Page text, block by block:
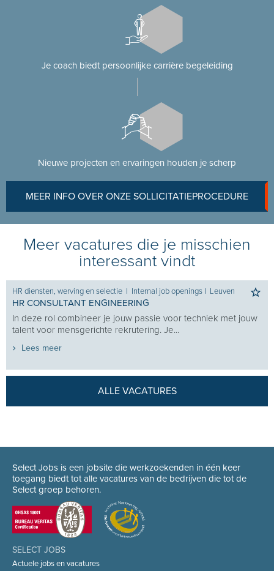
Je coach biedt persoonlijke carrière begeleiding
Nieuwe projecten en ervaringen houden je scherp
MEER INFO OVER ONZE SOLLICITATIEPROCEDURE
Meer vacatures die je misschien
interessant vindt
HR diensten, werving en selectie I Internal job openings I Leuven
HR CONSULTANT ENGINEERING
In deze rol combineer je jouw passie voor techniek met jouw
talent voor mensgerichte rekrutering. Je...
Lees meer
ALLE VACATURES
Select Jobs is een jobsite die werkzoekenden in één keer
toegang biedt tot alle vacatures van de bedrijven die tot de
Select groep behoren.
SELECT JOBS
Actuele jobs en vacatures